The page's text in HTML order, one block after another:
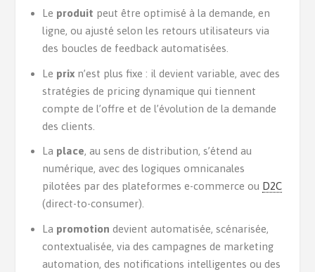
Le produit peut être optimisé à la demande, en
ligne, ou ajusté selon les retours utilisateurs via
des boucles de feedback automatisées.
Le prixn’est plus fixe : il devient variable, avec des
stratégies de pricing dynamique qui tiennent
compte de l’offre et de l’évolution de la demande
des clients.
La place, au sens de distribution, s’étend au
numérique, avec des logiques omnicanales
pilotées par des plateformes e-commerce ou D2C
(direct-to-consumer).
La promotion devient automatisée, scénarisée,
contextualisée, via des campagnes de marketing
automation, des notifications intelligentes ou des